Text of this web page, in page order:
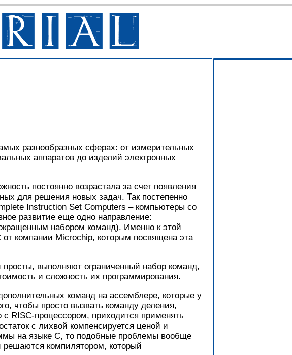
разнообразных сферах: от измерительных
аппаратов до изделий электронных
постоянно возрастала за счет появления
для решения новых задач. Так постепенно
Instruction Set Computers – компьютеры со
развитие еще одно направление:
набором команд). Именно к этой
от компании Microchip, которым посвящена эта
выполняют ограниченный набор команд,
и сложность их программирования.
команд на ассемблере, которые у
чтобы просто вызвать команду деления,
RISC-процессором, приходится применять
с лихвой компенсируется ценой и
на языке С, то подобные проблемы вообще
решаются компилятором, который